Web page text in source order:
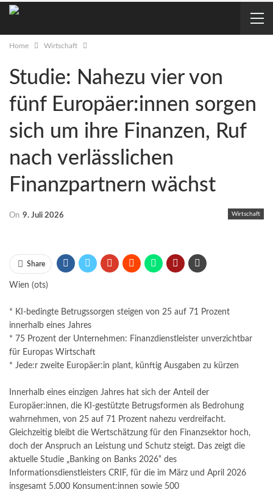
Home Wirtschaft
Studie: Nahezu vier von
fünf Europäer:innen sorgen
sich um ihre Finanzen, Ruf
nach verlässlichen
Finanzpartnern wächst
Wirtschaft
On 9. Juli 2026
Share
Wien (ots)
* KI-bedingte Betrugssorgen steigen von 25 auf 71 Prozent
innerhalb eines Jahres
* 75 Prozent der Unternehmen: Finanzdienstleister unverzichtbar
für Europas Wirtschaft
* Jede:r zweite Europäer:in plant, künftig Ausgaben zu kürzen
Innerhalb eines einzigen Jahres hat sich der Anteil der
Europäer:innen, die KI-gestützte Betrugsformen als Bedrohung
wahrnehmen, von 25 auf 71 Prozent nahezu verdreifacht.
Gleichzeitig bleibt die Wertschätzung für den Finanzsektor hoch,
doch der Anspruch an Leistung und Schutz steigt. Das zeigt die
aktuelle Studie „Banking on Banks 2026“ des
Informationsdienstleisters CRIF, für die im März und April 2026
insgesamt 5.000 Konsument:innen sowie 500